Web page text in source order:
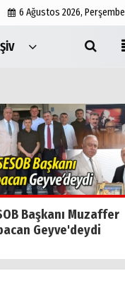
6 Ağustos 2026, Perşembe
Medyabar.com
Künye
İletişim
Başkanı Muzaffer
Geyve'deydi